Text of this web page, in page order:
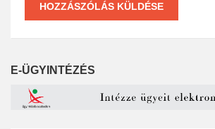
E-ÜGYINTÉZÉS